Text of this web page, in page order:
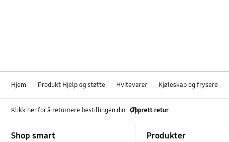
REF_Andre
Hjem Produkt Hjelp og støtte Hvitevarer Kjøleskap og frysere
Klikk her for å returnere bestillingen din Opprett retur
Shop smart Produkter